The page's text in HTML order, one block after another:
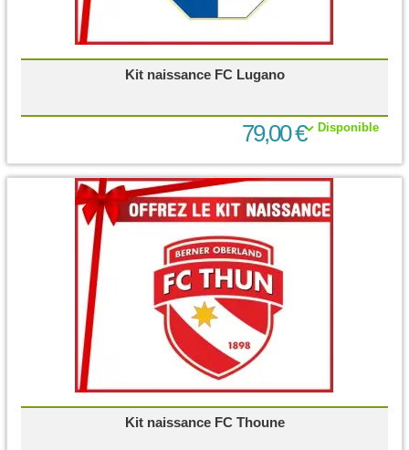
Kit naissance FC Lugano
Disponible
79,00 €
Kit naissance FC Thoune